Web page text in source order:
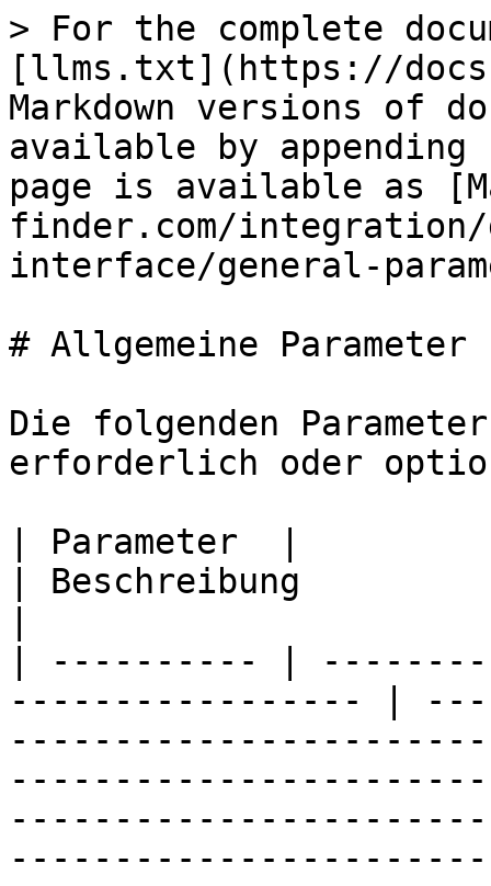
> For the complete
[llms.txt](https://
Markdown versions of
available by
page is available as
finder.com/
interface/general-
# Allgemeine Parameter
Die folgenden
erforderlich oder
| Parameter  |
| Beschreibung
| ---------- |
----------------- |